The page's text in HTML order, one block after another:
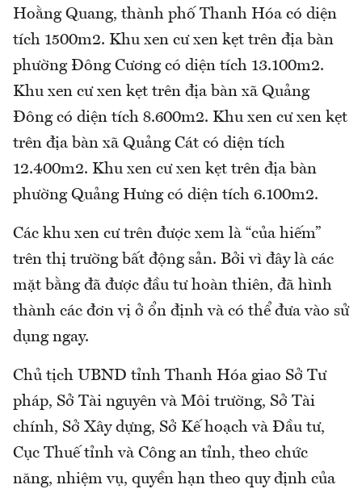
Hoằng Quang, thành phố Thanh Hóa có diện
tích 1500m2. Khu xen cư xen kẹt trên địa bàn
phường Đông Cương có diện tích 13.100m2.
Khu xen cư xen kẹt trên địa bàn xã Quảng
Đông có diện tích 8.600m2. Khu xen cư xen kẹt
trên địa bàn xã Quảng Cát có diện tích
12.400m2. Khu xen cư xen kẹt trên địa bàn
phường Quảng Hưng có diện tích 6.100m2.
Các khu xen cư trên được xem là “của hiếm”
trên thị trường bất động sản. Bởi vì đây là các
mặt bằng đã được đầu tư hoàn thiên, đã hình
thành các đơn vị ở ổn định và có thể đưa vào sử
dụng ngay.
Chủ tịch UBND tỉnh Thanh Hóa giao Sở Tư
pháp, Sở Tài nguyên và Môi trường, Sở Tài
chính, Sở Xây dựng, Sở Kế hoạch và Đầu tư,
Cục Thuế tỉnh và Công an tỉnh, theo chức
năng, nhiệm vụ, quyền hạn theo quy định của